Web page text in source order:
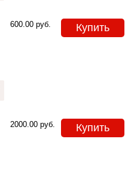
600.00 руб. Купить
2000.00 руб. Купить